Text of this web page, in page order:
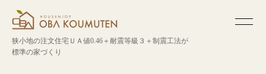
狭小地の注文住宅ＵＡ値0.46＋耐震等級３＋制震工法が
標準の家づくり